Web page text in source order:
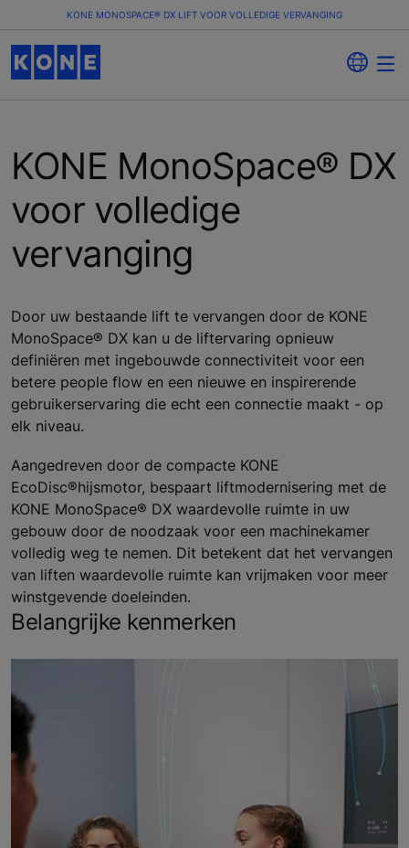
KONE MONOSPACE® DX LIFT VOOR VOLLEDIGE VERVANGING
KONE MonoSpace® DX
voor volledige
vervanging
Door uw bestaande lift te vervangen door de KONE
MonoSpace® DX kan u de liftervaring opnieuw
definiëren met ingebouwde connectiviteit voor een
betere people flow en een nieuwe en inspirerende
gebruikerservaring die echt een connectie maakt - op
elk niveau.
Aangedreven door de compacte KONE
EcoDisc®hijsmotor, bespaart liftmodernisering met de
KONE MonoSpace® DX waardevolle ruimte in uw
gebouw door de noodzaak voor een machinekamer
volledig weg te nemen. Dit betekent dat het vervangen
van liften waardevolle ruimte kan vrijmaken voor meer
winstgevende doeleinden.
Belangrijke kenmerken